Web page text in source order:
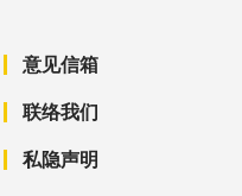
意见信箱
联络我们
私隐声明